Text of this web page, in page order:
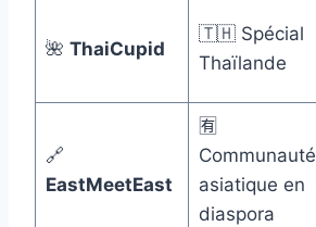
🌺 ThaiCupid
🇹🇭 Spécial
Thaïlande
🔗
EastMeetEast
🈶
Communauté
asiatique en
diaspora